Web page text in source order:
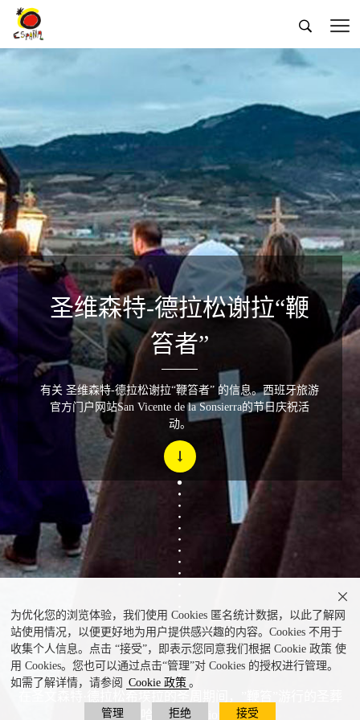
 
为优化您的浏览体验，我们使用 Cookies 匿名统计数据，以此了解网
站使用情况，以便更好地为用户提供感兴趣的内容。Cookies 不用于
收集个人信息。点击 “接受”，即表示您同意我们根据 Cookie 政策 使
用 Cookies。您也可以通过点击“管理”对 Cookies 的授权进行管理。
如需了解详情，请参阅
Cookie 政策 。
管理 拒绝 接受

（拉里奥哈） © La Rioja Turismo
圣维森特-德拉松谢拉“鞭
笞者”
有关 圣维森特-德拉松谢拉“鞭笞者” 的信息。西班牙旅游
官方门户网站San Vicente de la Sonsierra的节日庆祝活
动。